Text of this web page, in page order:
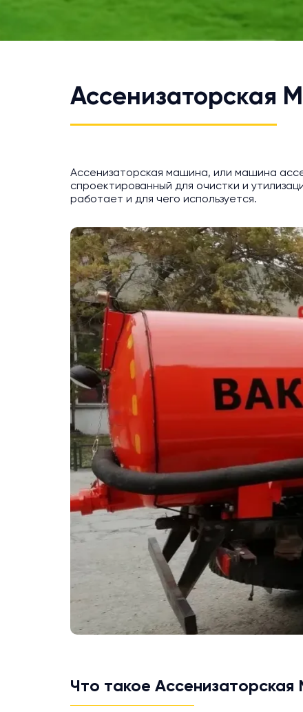
Ассенизаторская
Ассенизаторская машина, или машина
спроектированный для очистки и
работает и для чего используется.
Что такое